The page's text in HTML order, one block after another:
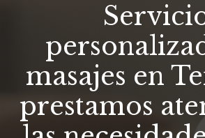
masajes en
prestamos